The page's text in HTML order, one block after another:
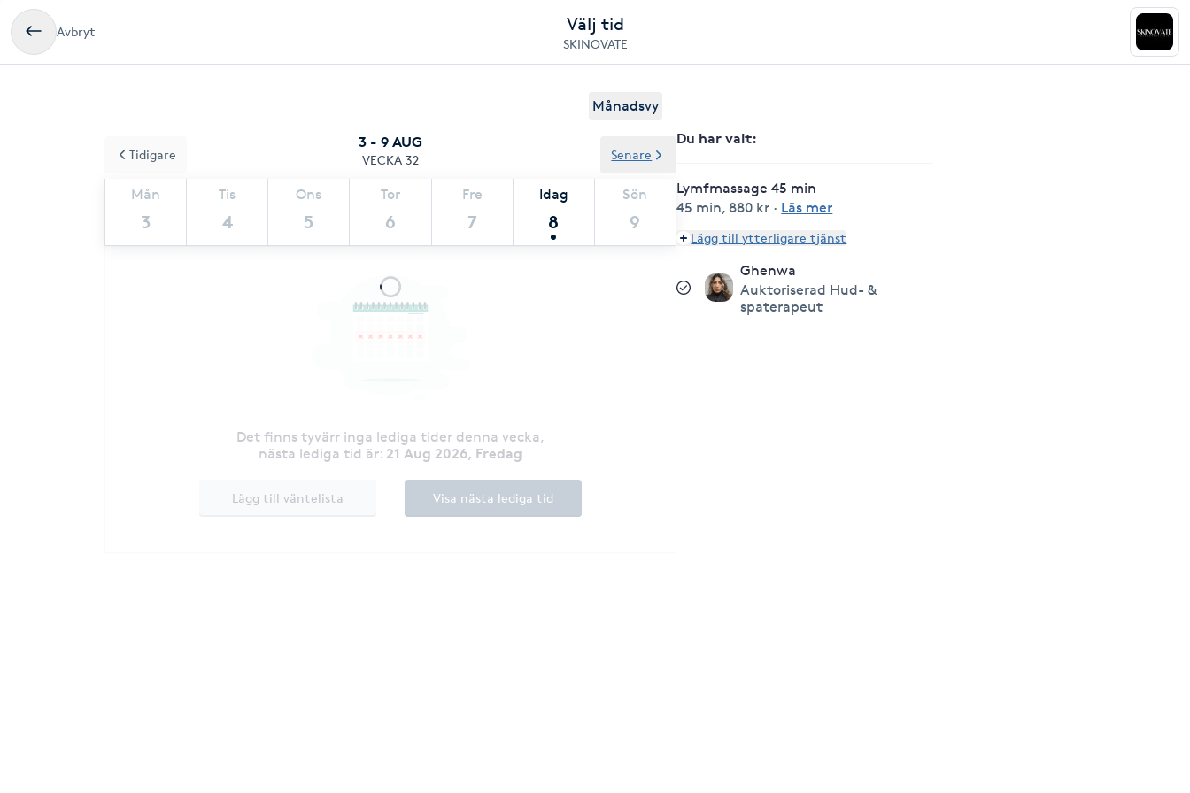
Avbryt Välj tid
SKINOVATE
Månadsvy
3 - 9 AUG
VECKA 32
Mån
3
Tis
4
Ons
5
Tor
6
Fre
7
Idag
8
Sön
9
Tidigare Senare
Det finns tyvärr inga lediga tider denna vecka,
nästa lediga tid är: 21 Aug 2026, Fredag
Lägg till väntelista Visa nästa lediga tid
Du har valt:
Lymfmassage 45 min
45 min,880 kr · Läs mer
Lägg till ytterligare tjänst
Ghenwa
Auktoriserad Hud- &
spaterapeut